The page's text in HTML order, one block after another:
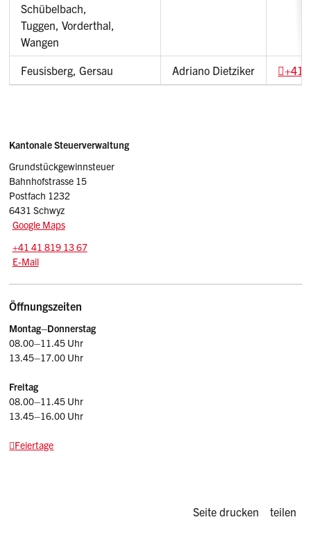
Schübelbach,
Tuggen, Vorderthal,
Wangen
Feusisberg, Gersau Adriano Dietziker +41
Sidebar
Adresse
Kantonale Steuerverwaltung
Grundstückgewinnsteuer
Bahnhofstrasse 15
Postfach 1232
6431 Schwyz
Google Maps
Tel.:
+41 41 819 13 67
E-Mail: ggst.stv
E-Mail
Öffnungszeiten
Montag–Donnerstag
08.00–11.45 Uhr
13.45–17.00 Uhr
Freitag
08.00–11.45 Uhr
13.45–16.00 Uhr
Feiertage
Diese Seite
Seite drucken teilen